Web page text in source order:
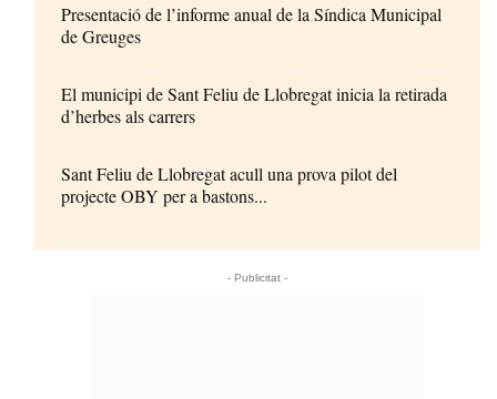
Presentació de l’informe anual de la Síndica Municipal
de Greuges
El municipi de Sant Feliu de Llobregat inicia la retirada
d’herbes als carrers
Sant Feliu de Llobregat acull una prova pilot del
projecte OBY per a bastons...
- Publicitat -